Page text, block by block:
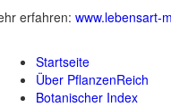
erfahren: www.lebensart-
Startseite
Über PflanzenReich
Botanischer Index